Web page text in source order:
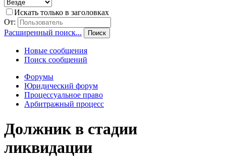
Искать только в заголовках
От:
Расширенный поиск...
Поиск
Новые сообщения
Поиск сообщений
Форумы
Юридический форум
Процессуальное право
Арбитражный процесс
Должник в стадии
ликвидации